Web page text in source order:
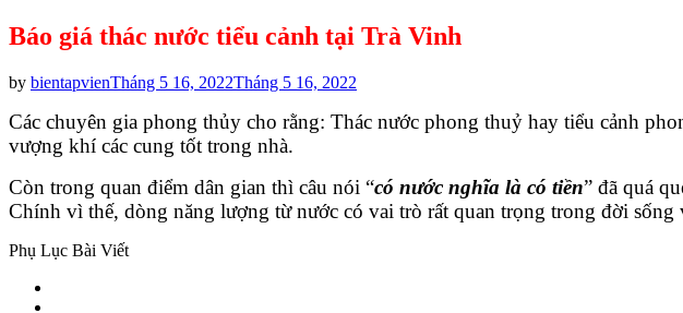
Báo giá thác nước tiểu cảnh tại Trà Vinh
by bientapvienPosted
Tháng 5 16, 2022Tháng 5 16, 2022
Các chuyên gia phong thủy cho rằng: Thác nước phong thuỷ hay tiểu cảnh
vượng khí các cung tốt trong nhà.
Còn trong quan điểm dân gian thì câu nói “có nước nghĩa là có tiền” đã quá
Chính vì thế, dòng năng lượng từ nước có vai trò rất quan trọng trong đời sống
Phụ Lục Bài Viết